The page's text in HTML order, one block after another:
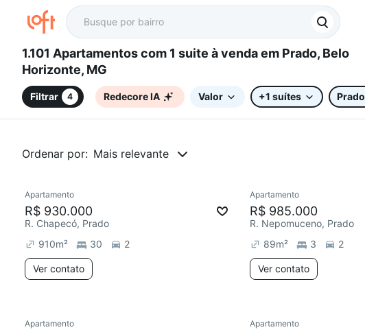
1.101 Apartamentos com 1 suite à venda em Prado, Belo
Horizonte, MG
Filtrar 4 Redecore IA Valor +1 suítes Prado
Ordenar por: Mais relevante
Redecorar
Apartamento
R$ 930.000
R. Chapecó, Prado
910m² 30 2
Ver contato
Redecorar
Apartamento
R$ 985.000
R. Nepomuceno, Prado
89m² 3 2
Ver contato
Apartamento Redecorar
Apartamento